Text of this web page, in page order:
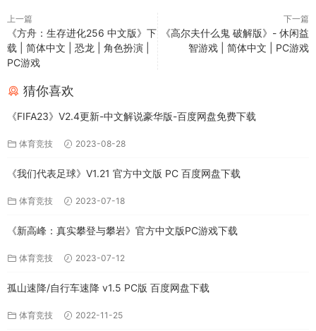
上一篇
《方舟：生存进化256 中文版》下
载 | 简体中文 | 恐龙 | 角色扮演 |
PC游戏
下一篇
《高尔夫什么鬼 破解版》- 休闲益
智游戏 | 简体中文 | PC游戏
猜你喜欢
《FIFA23》V2.4更新-中文解说豪华版-百度网盘免费下载
体育竞技 2023-08-28
《我们代表足球》V1.21 官方中文版 PC 百度网盘下载
体育竞技 2023-07-18
《新高峰：真实攀登与攀岩》官方中文版PC游戏下载
体育竞技 2023-07-12
孤山速降/自行车速降 v1.5 PC版 百度网盘下载
体育竞技 2022-11-25